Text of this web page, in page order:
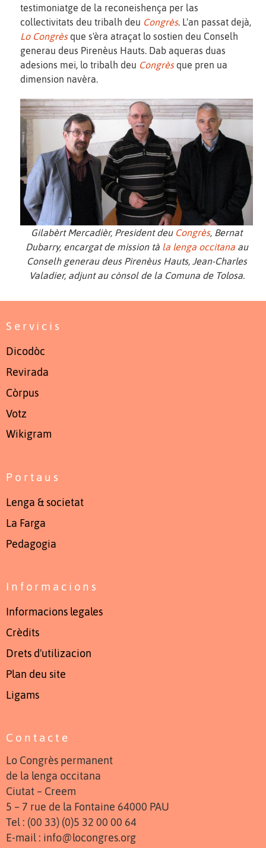
testimoniatge de la reconeishença per las
collectivitats deu tribalh deu Congrès. L'an passat dejà,
Lo Congrèsque s'èra atraçat lo sostien deu Conselh
generau deus Pirenèus Hauts. Dab aqueras duas
adesions mei, lo tribalh deu Congrèsque pren ua
dimension navèra.
Gilabèrt Mercadièr, President deu Congrès, Bernat
Dubarry, encargat de mission tà la lenga occitanaau
Conselh generau deus Pirenèus Hauts, Jean-Charles
Valadier, adjunt au cònsol de la Comuna de Tolosa.
Servicis
Dicodòc
Revirada
Còrpus
Votz
Wikigram
Portaus
Lenga & societat
La Farga
Pedagogia
Informacions
Informacions legales
Crèdits
Drets d'utilizacion
Plan deu site
Ligams
Contacte
Lo Congrès permanent
de la lenga occitana
Ciutat – Creem
5 – 7 rue de la Fontaine 64000 PAU
Tel : (00 33) (0)5 32 00 00 64
E-mail : info@locongres.org